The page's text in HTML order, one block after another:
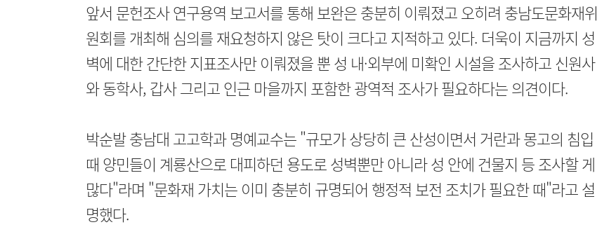
앞서 문헌조사 연구용역 보고서를 통해 보완은 충분히 이뤄졌고 오히려 충남도문화재위
원회를 개최해 심의를 재요청하지 않은 탓이 크다고 지적하고 있다. 더욱이 지금까지 성
벽에 대한 간단한 지표조사만 이뤄졌을 뿐 성 내·외부에 미확인 시설을 조사하고 신원사
와 동학사, 갑사 그리고 인근 마을까지 포함한 광역적 조사가 필요하다는 의견이다.
박순발 충남대 고고학과 명예교수는 "규모가 상당히 큰 산성이면서 거란과 몽고의 침입
때 양민들이 계룡산으로 대피하던 용도로 성벽뿐만 아니라 성 안에 건물지 등 조사할 게
많다"라며 "문화재 가치는 이미 충분히 규명되어 행정적 보전 조치가 필요한 때"라고 설
명했다.